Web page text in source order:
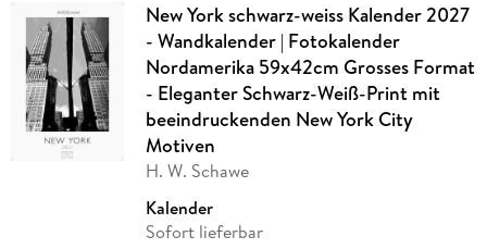
New York schwarz-weiss Kalender 2027
- Wandkalender | Fotokalender
Nordamerika 59x42cm Grosses Format
- Eleganter Schwarz-Weiß-Print mit
beeindruckenden New York City
Motiven
H. W. Schawe
Kalender
Sofort lieferbar